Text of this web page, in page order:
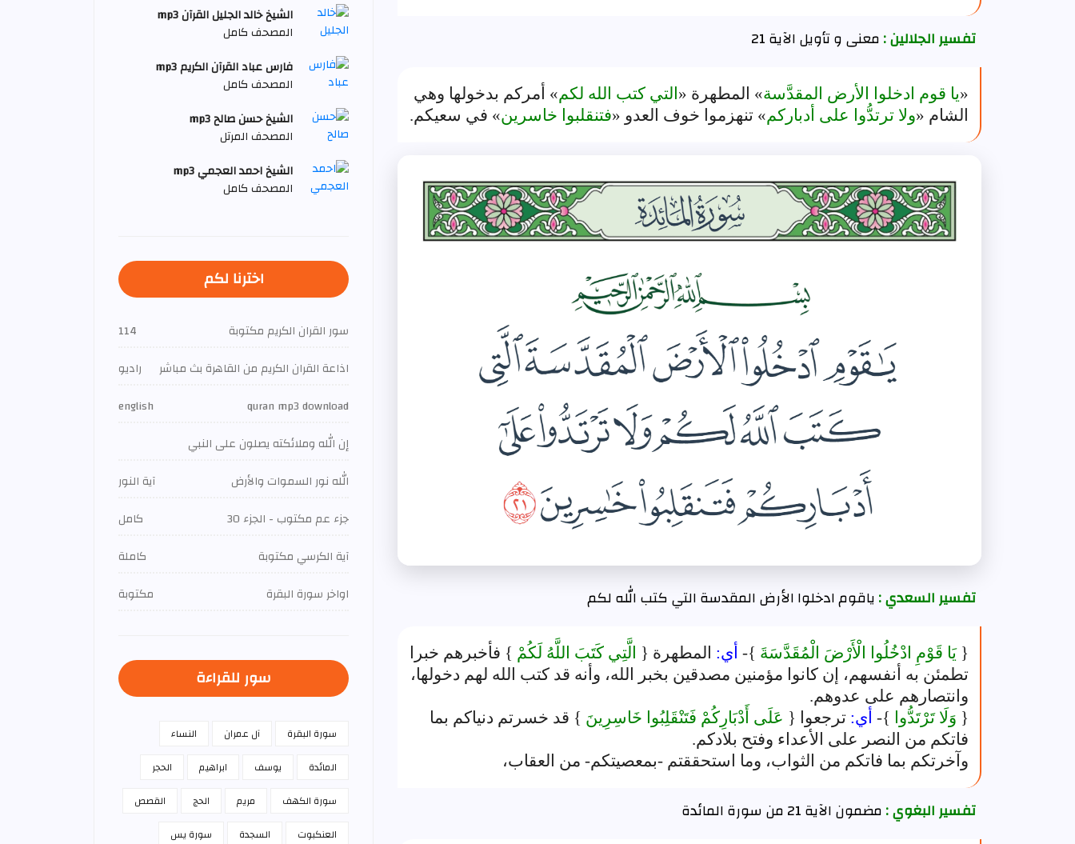
تفسير الجلالين :معنى و تأويل الآية 21
«يا قوم ادخلوا الأرض المقدَّسة» المطهرة « التي كتب الله لكم» أمركم بدخولها وهي
الشام «ولا ترتدُّوا على أدباركم» تنهزموا خوف العدو «فتنقلبوا خاسرين» في سعيكم.
تفسير السعدي :ياقوم ادخلوا الأرض المقدسة التي كتب الله لكم
{ يَا قَوْمِ ادْخُلُوا الْأَرْضَ الْمُقَدَّسَةَ }- أي: المطهرة { الَّتِي كَتَبَ اللَّهُ لَكُمْ } فأخبرهم خبرا
تطمئن به أنفسهم، إن كانوا مؤمنين مصدقين بخبر الله، وأنه قد كتب الله لهم دخولها،
وانتصارهم على عدوهم.
{ وَلَا تَرْتَدُّوا }- أي: ترجعوا { عَلَى أَدْبَارِكُمْ فَتَنْقَلِبُوا خَاسِرِينَ } قد خسرتم دنياكم بما
فاتكم من النصر على الأعداء وفتح بلادكم.
وآخرتكم بما فاتكم من الثواب، وما استحققتم -بمعصيتكم- من العقاب،
تفسير البغوي :مضمون الآية 21 من سورة المائدة
الشيخ خالد الجليل القرآن mp3
المصحف كامل
فارس عباد القرآن الكريم mp3
المصحف كامل
الشيخ حسن صالح mp3
المصحف المرتل
الشيخ احمد العجمي mp3
المصحف كامل
اخترنا لكم
سور القران الكريم مكتوبة
114
اذاعة القران الكريم من القاهرة بث مباشر
راديو
quran mp3 download
english
إن الله وملائكته يصلون على النبي
الله نور السموات والأرض
آية النور
جزء عم مكتوب - الجزء 30
كامل
آية الكرسي مكتوبة
كاملة
اواخر سورة البقرة
مكتوبة
سور للقراءة
سورة البقرة آل عمران
النساء
المائدة
يوسف ابراهيم
الحجر
سورة الكهف
مريم الحج
القصص
العنكبوت
السجدة
سورة يس